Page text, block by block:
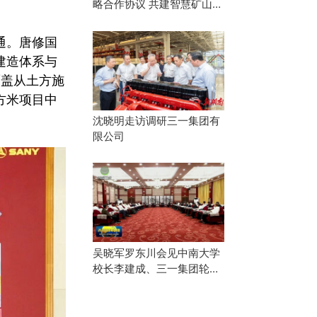
。唐修国
造体系与
从土方施
米项目中
略合作协议 共建智慧矿山产
沈晓明走访调研三一集团有
限公司
吴晓军罗东川会见中南大学
校长李建成、三一集团轮值